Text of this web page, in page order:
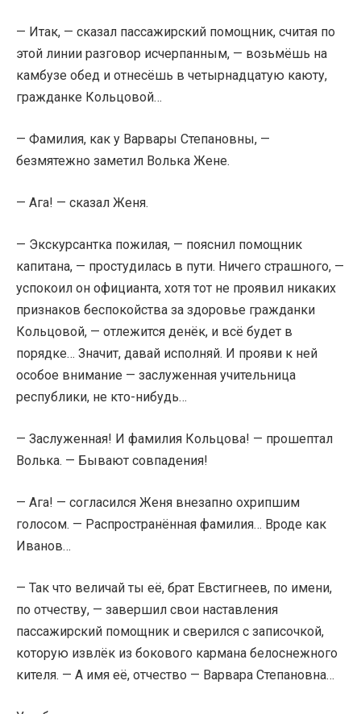
— Итак, — сказал пассажирский помощник, считая по
этой линии разговор исчерпанным, — возьмёшь на
камбузе обед и отнесёшь в четырнадцатую каюту,
гражданке Кольцовой…
— Фамилия, как у Варвары Степановны, —
безмятежно заметил Волька Жене.
— Ага! — сказал Женя.
— Экскурсантка пожилая, — пояснил помощник
капитана, — простудилась в пути. Ничего страшного, —
успокоил он официанта, хотя тот не проявил никаких
признаков беспокойства за здоровье гражданки
Кольцовой, — отлежится денёк, и всё будет в
порядке… Значит, давай исполняй. И прояви к ней
особое внимание — заслуженная учительница
республики, не кто-нибудь…
— Заслуженная! И фамилия Кольцова! — прошептал
Волька. — Бывают совпадения!
— Ага! — согласился Женя внезапно охрипшим
голосом. — Распространённая фамилия… Вроде как
Иванов…
— Так что величай ты её, брат Евстигнеев, по имени,
по отчеству, — завершил свои наставления
пассажирский помощник и сверился с записочкой,
которую извлёк из бокового кармана белоснежного
кителя. — А имя её, отчество — Варвара Степановна…